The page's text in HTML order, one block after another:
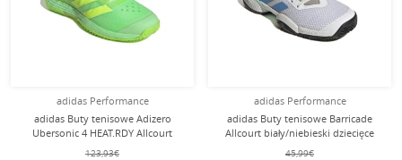
adidas Performance
adidas Buty tenisowe Adizero
Ubersonic 4 HEAT.RDY Allcourt
zielone męskie
123,93€
adidas Performance
adidas Buty tenisowe Barricade
Allcourt biały/niebieski dziecięce
45,99€